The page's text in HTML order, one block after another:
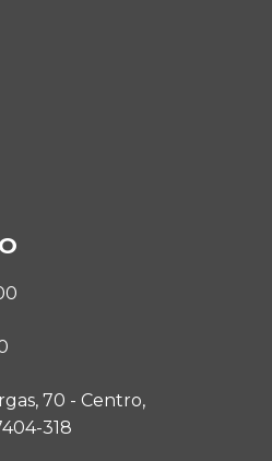
70 - Centro,
318